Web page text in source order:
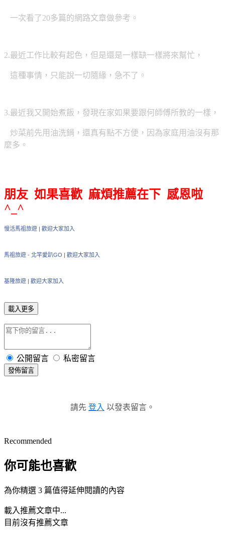
一次看了20多篇的網路文章做參考。
2.最近工作比較有起色，但是還是一樣缺一樣將來幫忙，
這種事情，只能說一切隨緣，急不了。
3.最近我又開始煮飯，發現在家如果要跟何師傅所教的一樣，
炒菜前先用油洗鍋，還真有點不方便，因為家庭用油沒有那
麼多。
朋友 如果喜歡 麻煩推薦在下 感恩啦
^_^
慢活馬祖旅遊 | 歡迎大家加入
馬祖旅遊 - 北竿愛趴GO | 歡迎大家加入
基隆旅遊 | 歡迎大家加入
載入更多
公開留言 私密留言
發佈留言
請先 登入 以發表留言。
Recommended
你可能也喜歡
為你精選 3 篇值得延伸閱讀的內容
載入推薦文章中...
目前沒有推薦文章